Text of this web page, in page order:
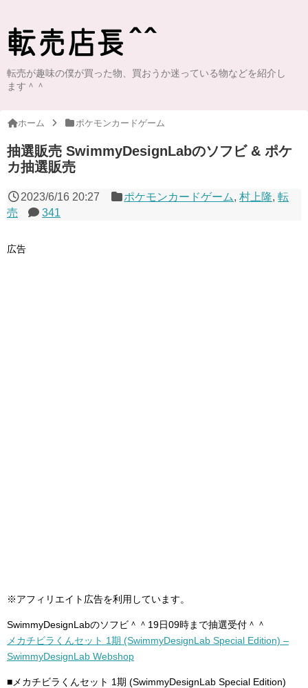
転売が趣味の僕が買った物、買おうか迷っている物などを紹介し
ます＾＾
ホーム ポケモンカードゲーム
抽選販売 SwimmyDesignLabのソフビ & ポケ
カ抽選販売
2023/6/16 20:27 ポケモンカードゲーム,村上隆,転
売
341
広告
※アフィリエイト広告を利用しています。
SwimmyDesignLabのソフビ＾＾19日09時まで抽選受付＾＾
メカチビラくんセット 1期 (SwimmyDesignLab Special Edition) –
SwimmyDesignLab Webshop
■メカチビラくんセット 1期 (SwimmyDesignLab Special Edition)